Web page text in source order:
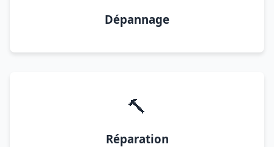
Dépannage
🔨
Réparation